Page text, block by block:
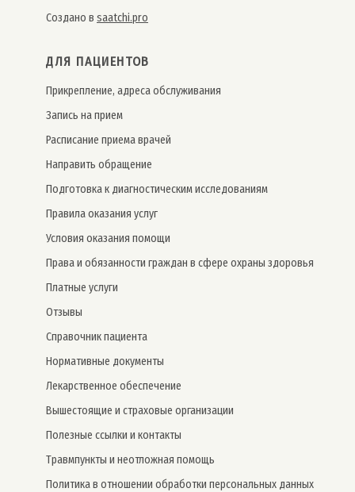
Создано в saatchi.pro
ДЛЯ ПАЦИЕНТОВ
Прикрепление, адреса обслуживания
Запись на прием
Расписание приема врачей
Направить обращение
Подготовка к диагностическим исследованиям
Правила оказания услуг
Условия оказания помощи
Права и обязанности граждан в сфере охраны здоровья
Платные услуги
Отзывы
Справочник пациента
Нормативные документы
Лекарственное обеспечение
Вышестоящие и страховые организации
Полезные ссылки и контакты
Травмпункты и неотложная помощь
Политика в отношении обработки персональных данных